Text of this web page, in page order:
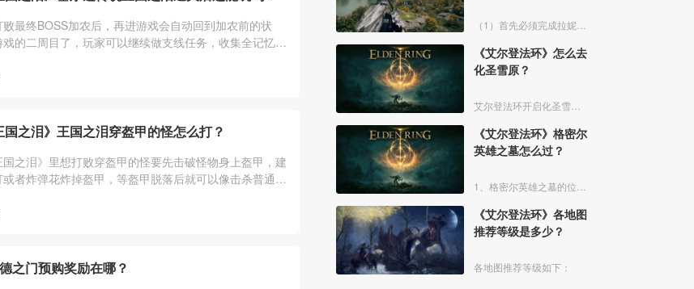
最终BOSS加农后，再进游戏会自动回到加农前的状
的二周目了，玩家可以继续做支线任务，收集全记忆、
国之泪》王国之泪穿盔甲的怪怎么打？
之泪》里想打败穿盔甲的怪要先击破怪物身上盔甲，建
者炸弹花炸掉盔甲，等盔甲脱落后就可以像击杀普通怪
之门预购奖励在哪？
《艾尔登法环》怎么去
化圣雪原？
《艾尔登法环》格密尔
英雄之墓怎么过？
《艾尔登法环》各地图
推荐等级是多少？
各地图推荐等级如下：